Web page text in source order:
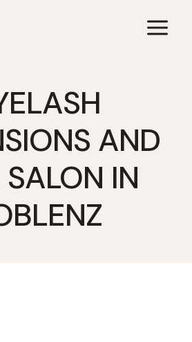
AND
IN